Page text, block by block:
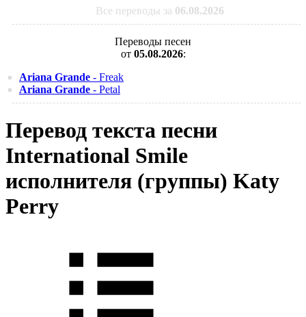
Все переводы за 06.08.2026
Переводы песен
от 05.08.2026:
Ariana Grande - Freak
Ariana Grande - Petal
Перевод текста песни
International Smile
исполнителя (группы) Katy
Perry